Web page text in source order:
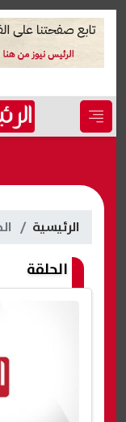
الرئيسية
الحلقة